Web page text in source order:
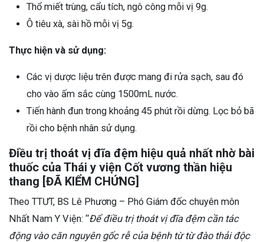
Thổ miết trùng, cẩu tích, ngô công mỗi vị 9g.
Ô tiêu xà, sài hồ mỗi vị 5g.
Thực hiện và sử dụng:
Các vị dược liệu trên được mang đi rửa sạch, sau đó
cho vào ấm sắc cùng 1500mL nước.
Tiến hành đun trong khoảng 45 phút rồi dừng. Lọc bỏ bã
rồi cho bệnh nhân sử dụng.
Điều trị thoát vị đĩa đệm hiệu quả nhất nhờ bài
thuốc của Thái y viện Cốt vương thần hiệu
thang [ĐÃ KIỂM CHỨNG]
Theo TTƯT, BS Lê Phương – Phó Giám đốc chuyên môn
Nhất Nam Y Viện: “Để điều trị thoát vị đĩa đệm cần tác
động vào căn nguyên gốc rễ của bệnh từ từ đào thải độc